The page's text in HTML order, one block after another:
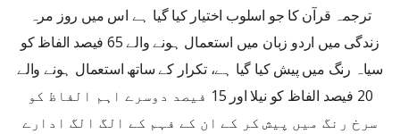
ترجمہ قرآن کا جو اسلوب اختیار کیا گیا ہے اس میں روز مرہ
زندگی میں اردو زبان میں استعمال ہونے والے 65 فیصد الفاظ کو
سیاہ رنگ میں پیش کیا گیا ہے، تکرار کے ساتھ استعمال ہونے والے
20 فیصد الفاظ کو نیلا اور 15 فیصد دوسرے اہم الفاظ کو
سرخ رنگ میں پیش کر کے ان کے فہم کے الگ الگ ادارے